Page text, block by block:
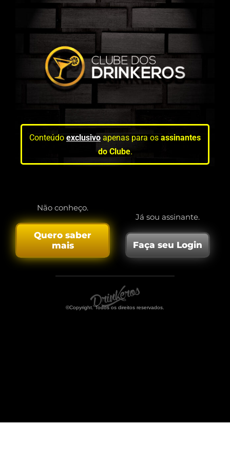
Conteúdo exclusivo apenas para os assinantes
do Clube.
Não conheço.
Quero saber
mais
Já sou assinante.
Faça seu Login
©Copyright. Todos os direitos reservados.